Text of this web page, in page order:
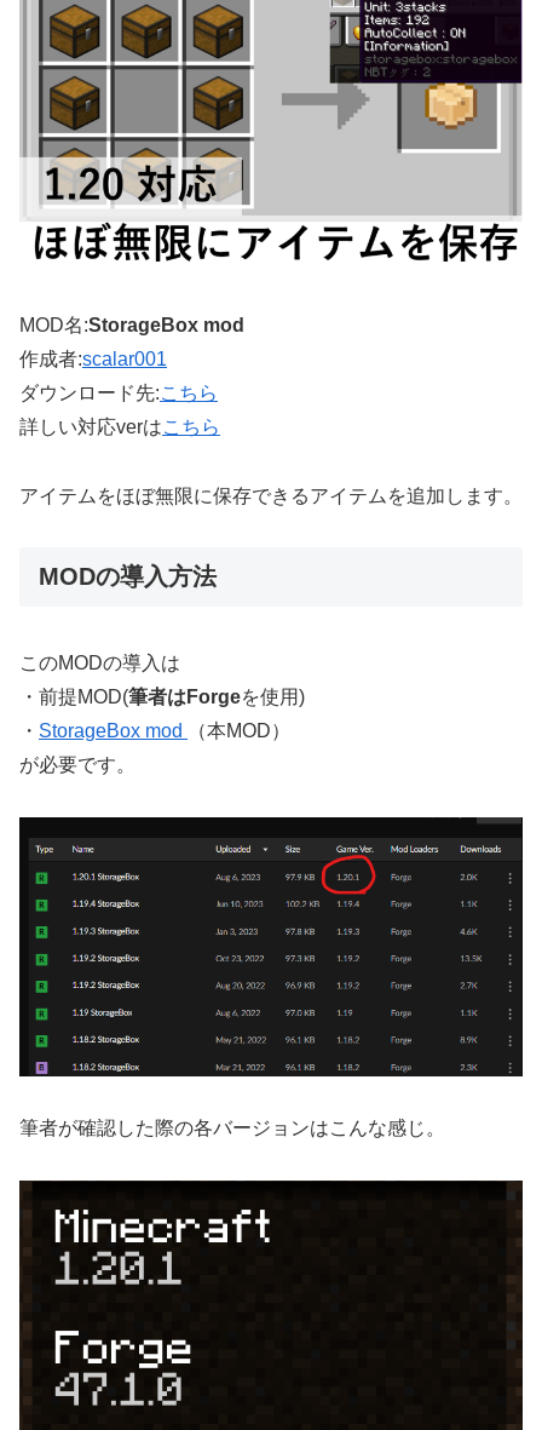
MOD名:StorageBox mod
作成者:scalar001
ダウンロード先:こちら
詳しい対応verはこちら
アイテムをほぼ無限に保存できるアイテムを追加します。
MODの導入方法
このMODの導入は
・前提MOD(筆者はForgeを使用)
・ StorageBox mod
（本MOD）
が必要です。
筆者が確認した際の各バージョンはこんな感じ。